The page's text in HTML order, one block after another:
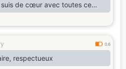
suis de cœur avec toutes ce
le bhoneur de mais
et famille suis a guérir
remercie beaucoup car sans
de animations
0.6
respectueux